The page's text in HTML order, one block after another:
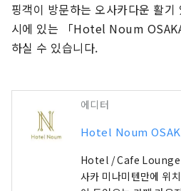
핑객이 방문하는 오사카다운 활
시에 있는 「Hotel Noum
하실 수 있습니다.
에디터
Hotel Noum
Hotel / Cafe
사카 미나미텐만에 위